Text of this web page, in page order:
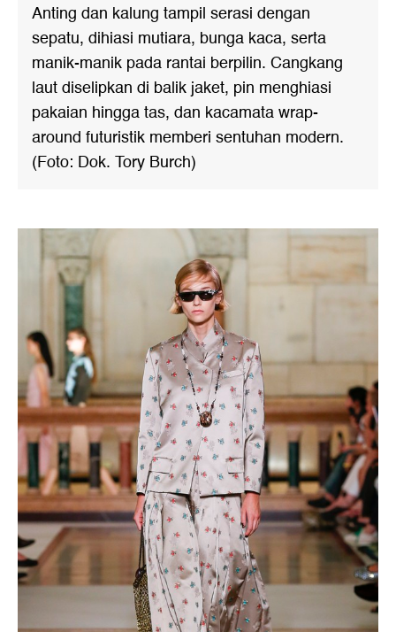
Anting dan kalung tampil serasi dengan
sepatu, dihiasi mutiara, bunga kaca, serta
manik-manik pada rantai berpilin. Cangkang
laut diselipkan di balik jaket, pin menghiasi
pakaian hingga tas, dan kacamata wrap-
around futuristik memberi sentuhan modern.
(Foto: Dok. Tory Burch)